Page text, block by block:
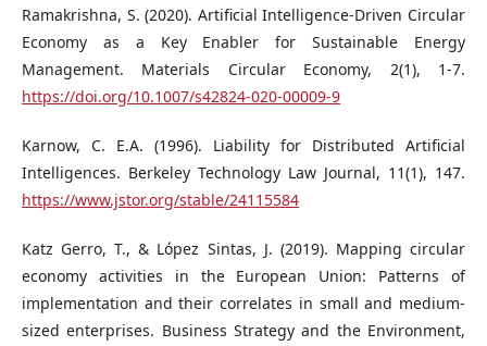
Ramakrishna, S. (2020). Artificial Intelligence-Driven Circular
Economy as a Key Enabler for Sustainable Energy
Management. Materials Circular Economy, 2(1), 1-7.
https://doi.org/10.1007/s42824-020-00009-9
Karnow, C. E.A. (1996). Liability for Distributed Artificial
Intelligences. Berkeley Technology Law Journal, 11(1), 147.
https://www.jstor.org/stable/24115584
Katz Gerro, T., & López Sintas, J. (2019). Mapping circular
economy activities in the European Union: Patterns of
implementation and their correlates in small and medium‐
sized enterprises. Business Strategy and the Environment,